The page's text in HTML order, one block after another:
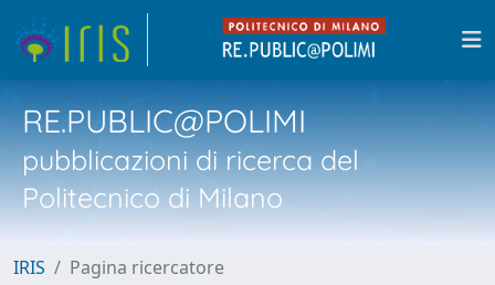
RE.PUBLIC@POLIMI
pubblicazioni di ricerca del
Politecnico di Milano
IRIS Pagina ricercatore